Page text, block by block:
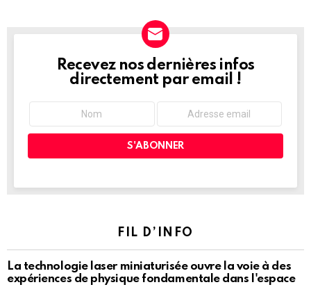
NEWSLETTER
Recevez nos dernières infos
directement par email !
FIL D’INFO
La technologie laser miniaturisée ouvre la voie à des
expériences de physique fondamentale dans l'espace